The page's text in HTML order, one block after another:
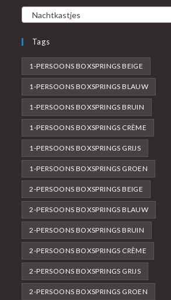
Nachtkastjes
Tags
1-PERSOONS BOXSPRINGS BEIGE
1-PERSOONS BOXSPRINGS BLAUW
1-PERSOONS BOXSPRINGS BRUIN
1-PERSOONS BOXSPRINGS CRÈME
1-PERSOONS BOXSPRINGS GRIJS
1-PERSOONS BOXSPRINGS GROEN
2-PERSOONS BOXSPRINGS BEIGE
2-PERSOONS BOXSPRINGS BLAUW
2-PERSOONS BOXSPRINGS BRUIN
2-PERSOONS BOXSPRINGS CRÈME
2-PERSOONS BOXSPRINGS GRIJS
2-PERSOONS BOXSPRINGS GROEN